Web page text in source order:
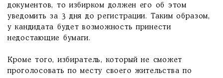
документов, то избирком должен его об этом
уведомить за 3 дня до регистрации. Таким образом,
у кандидата будет возможность принести
недостающие бумаги.
Кроме того, избиратель, который не сможет
проголосовать по месту своего жительства по